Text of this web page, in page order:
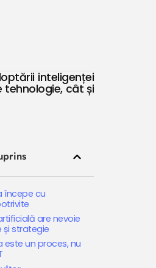
inteligenței
tehnologie, cât și
începe cu
are nevoie
și strategie
este un proces, nu